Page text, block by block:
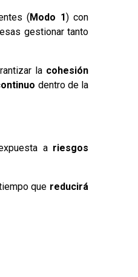
(Modo 1) con
gestionar tanto
la cohesión
dentro de la
a riesgos
que reducirá